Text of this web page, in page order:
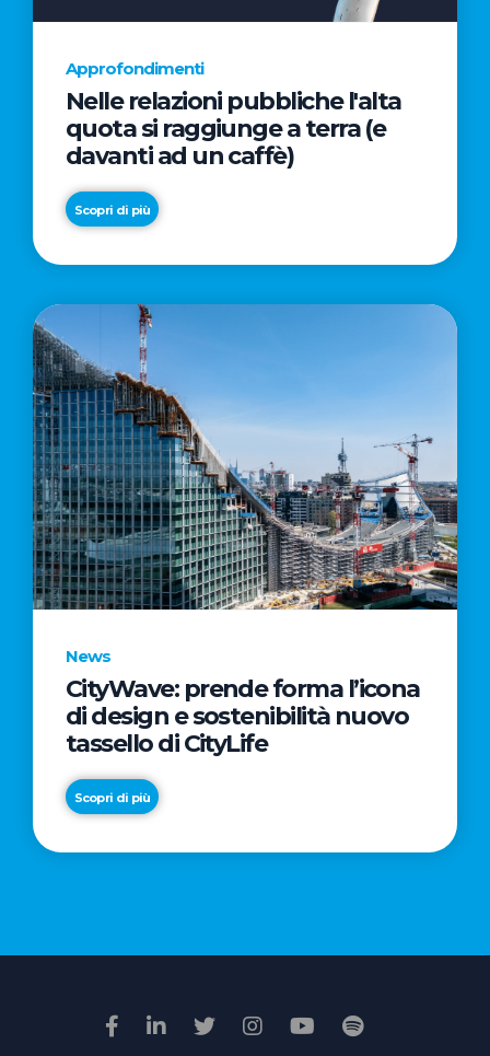
Approfondimenti
Nelle relazioni pubbliche l'alta
quota si raggiunge a terra (e
davanti ad un caffè)
Scopri di più
News
CityWave: prende forma l’icona
di design e sostenibilità nuovo
tassello di CityLife
Scopri di più
News
“Passione
il
della
giuria